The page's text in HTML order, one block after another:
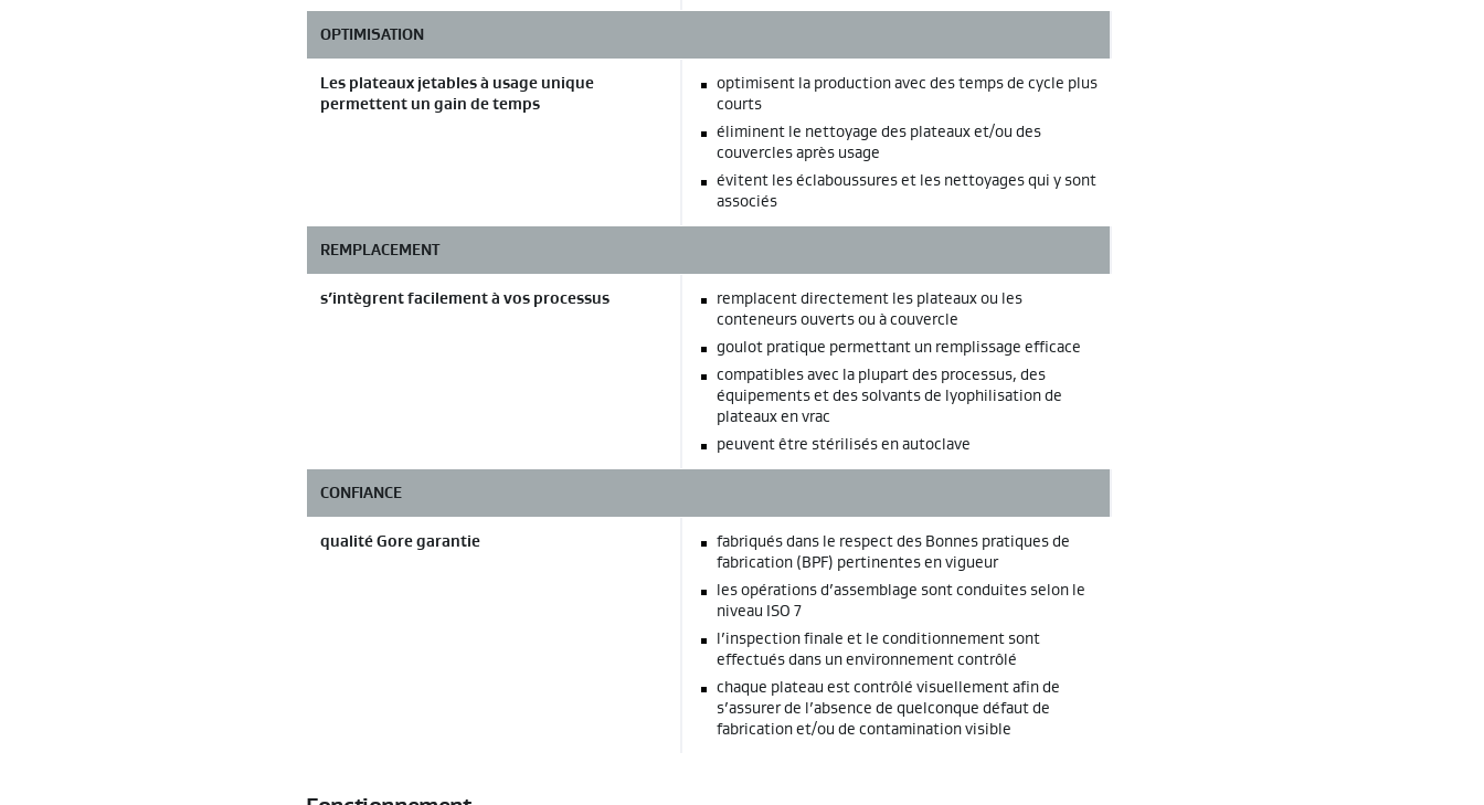
OPTIMISATION
Les plateaux jetables à usage unique
permettent un gain de temps
optimisent la production avec des temps de cycle plus
courts
éliminent le nettoyage des plateaux et/ou des
couvercles après usage
évitent les éclaboussures et les nettoyages qui y sont
associés
REMPLACEMENT
s’intègrent facilement à vos processus
remplacent directement les plateaux ou les
conteneurs ouverts ou à couvercle
goulot pratique permettant un remplissage efficace
compatibles avec la plupart des processus, des
équipements et des solvants de lyophilisation de
plateaux en vrac
peuvent être stérilisés en autoclave
CONFIANCE
qualité Gore garantie
fabriqués dans le respect des Bonnes pratiques de
fabrication (BPF) pertinentes en vigueur
les opérations d’assemblage sont conduites selon le
niveau ISO 7
l’inspection finale et le conditionnement sont
effectués dans un environnement contrôlé
chaque plateau est contrôlé visuellement afin de
s’assurer de l’absence de quelconque défaut de
fabrication et/ou de contamination visible